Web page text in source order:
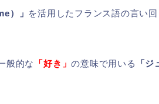
）」 を活用したフランス語の言い
般的な 「好き」の意味で用いる
「